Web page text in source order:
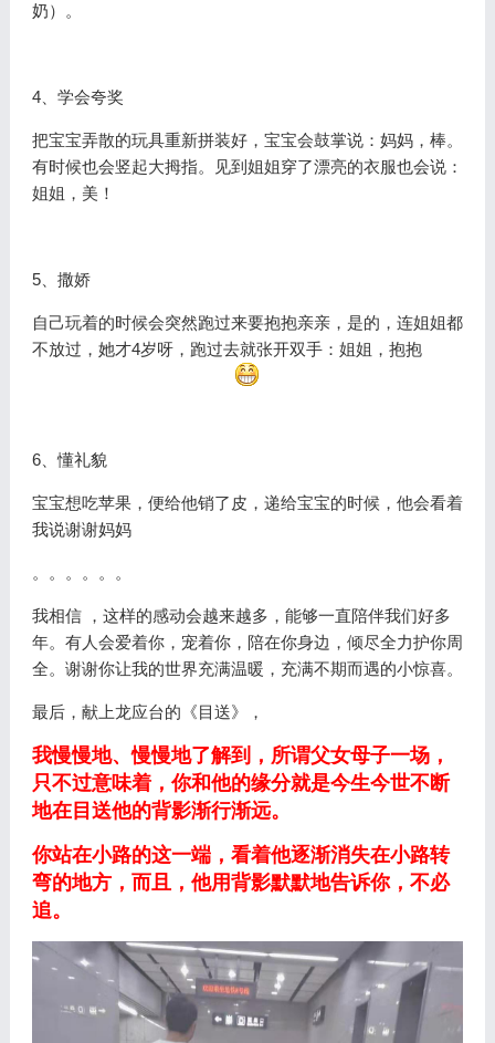
奶）。
4、学会夸奖
把宝宝弄散的玩具重新拼装好，宝宝会鼓掌说：妈妈，棒。
有时候也会竖起大拇指。见到姐姐穿了漂亮的衣服也会说：
姐姐，美！
5、撒娇
自己玩着的时候会突然跑过来要抱抱亲亲，是的，连姐姐都
不放过，她才4岁呀，跑过去就张开双手：姐姐，抱抱
6、懂礼貌
宝宝想吃苹果，便给他销了皮，递给宝宝的时候，他会看着
我说谢谢妈妈
。。。。。。
我相信 ，这样的感动会越来越多，能够一直陪伴我们好多
年。 有人会爱着你，宠着你，陪在你身边，倾尽全力护你周
全。谢谢你让我的世界充满温暖，充满不期而遇的小惊喜。
最后，献上龙应台的《目送》，
我慢慢地、慢慢地了解到，所谓父女母子一场，
只不过意味着，你和他的缘分就是今生今世不断
地在目送他的背影渐行渐远。
你站在小路的这一端，看着他逐渐消失在小路转
弯的地方，而且，他用背影默默地告诉你，不必
追。